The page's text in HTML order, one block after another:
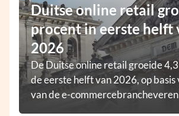
Duitse online retail
procent in eerste helft
2026
De Duitse online retail groeide
de eerste helft van 2026, op basis
van de e-